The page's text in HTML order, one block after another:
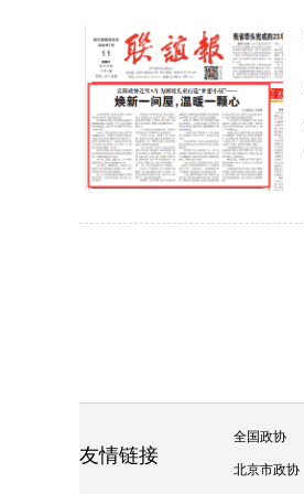
友情链接
全国政协
北京市政协